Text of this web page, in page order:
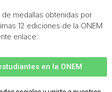
medallas obtenidas por
12 ediciones de la ONEM
enlace:
en la ONEM